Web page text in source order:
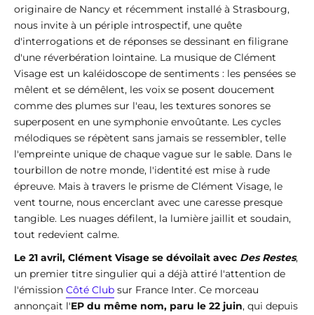
originaire de Nancy et récemment installé à Strasbourg,
nous invite à un périple introspectif, une quête
d'interrogations et de réponses se dessinant en filigrane
d'une réverbération lointaine. La musique de Clément
Visage est un kaléidoscope de sentiments : les pensées se
mêlent et se démêlent, les voix se posent doucement
comme des plumes sur l'eau, les textures sonores se
superposent en une symphonie envoûtante. Les cycles
mélodiques se répètent sans jamais se ressembler, telle
l'empreinte unique de chaque vague sur le sable. Dans le
tourbillon de notre monde, l'identité est mise à rude
épreuve. Mais à travers le prisme de Clément Visage, le
vent tourne, nous encerclant avec une caresse presque
tangible. Les nuages défilent, la lumière jaillit et soudain,
tout redevient calme.
Le 21 avril, Clément Visage se dévoilait avec Des Restes,
un premier titre singulier qui a déjà attiré l'attention de
l'émission Côté Club sur France Inter. Ce morceau
annonçait l'EP du même nom, paru le 22 juin, qui depuis